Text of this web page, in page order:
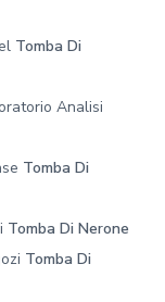
Tomba Di
Analisi
Tomba Di
Tomba Di Nerone
Tomba Di